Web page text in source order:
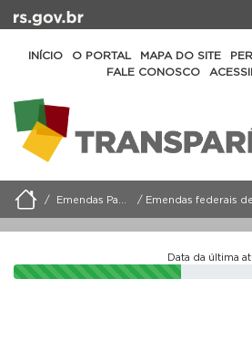
INÍCIO O PORTAL MAPA DO SITE
FALE CONOSCO
Emendas Parlamentares Emendas federais destinadas ao
Data da última